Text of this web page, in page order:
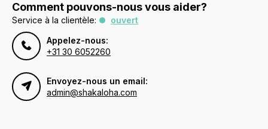
Comment pouvons-nous vous aider?
Service à la clientèle:
ouvert
Appelez-nous:
+31 30 6052260
Envoyez-nous un email:
admin@shakaloha.com